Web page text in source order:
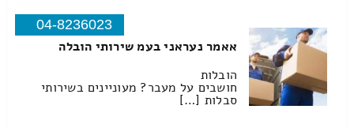
04-8236023
אאמר נעראני בעמ שירותי הובלה
הובלות
חושבים על מעבר? מעוניינים בשירותי
סבלות […]